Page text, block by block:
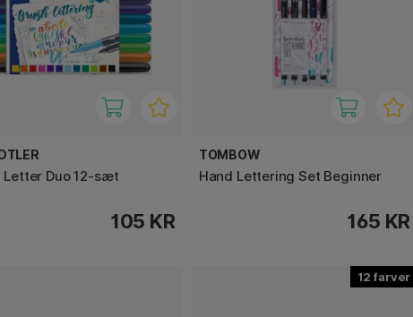
Letter Duo 12-sæt
105 KR
TOMBOW
Hand Lettering Set Beginner
165 KR
12